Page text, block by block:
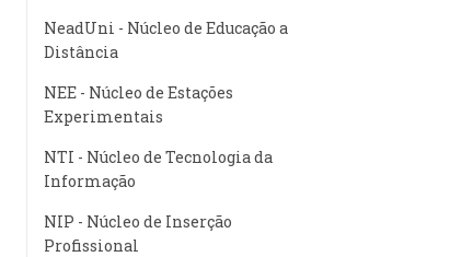
NeadUni - Núcleo de Educação a
Distância
NEE - Núcleo de Estações
Experimentais
NTI - Núcleo de Tecnologia da
Informação
NIP - Núcleo de Inserção
Profissional